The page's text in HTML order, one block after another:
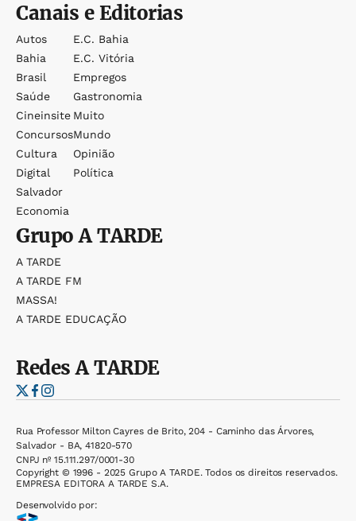
Canais e Editorias
Autos
Bahia
Brasil
Saúde
Cineinsite
Concursos
Cultura
Digital
Salvador
Economia
E.c. Bahia
E.c. Vitória
Empregos
Gastronomia
Muito
Mundo
Opinião
Política
GrupoA TARDE
A TARDE
A TARDE FM
MASSA!
A TARDE EDUCAÇÃO
RedesA TARDE
Rua Professor Milton Cayres de Brito, 204 - Caminho das Árvores,
Salvador - BA, 41820-570
CNPJ nº 15.111.297/0001-30
Copyright © 1996 - 2025 Grupo A TARDE. Todos os direitos reservados.
EMPRESA EDITORA A TARDE S.A.
Desenvolvido por: